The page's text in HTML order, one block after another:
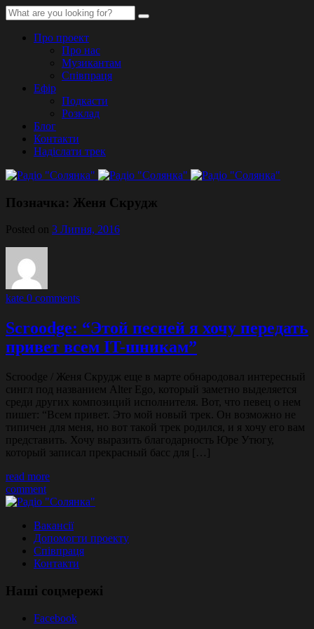
Про проект
Про нас
Музикантам
Співпраця
Ефір
Подкасти
Розклад
Блог
Контакти
Надіслати трек
Позначка: Женя Скрудж
Posted on 3 Липня, 2016
kate 0 comments
Scroodge: “Этой песней я хочу передать
привет всем IT-шникам”
Scroodge / Женя Скрудж еще в марте обнародовал интересный
сингл под названием Alter Ego, который заметно выделяется
среди других композиций исполнителя. Вот, что певец о нем
пишет: “Всем привет. Это мой новый трек. Он возможно не
типичен для меня, но вот такой трек родился, и я хочу его вам
представить. Хочу выразить благодарность Юре Утюгу,
который записал прекрасный басс для […]
read more
comment
Вакансії
Допомогти проекту
Співпраця
Контакти
Наші соцмережі
Facebook